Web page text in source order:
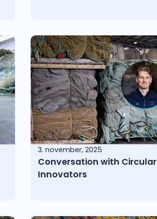
3. november, 2025
Conversation with Circular
Innovators